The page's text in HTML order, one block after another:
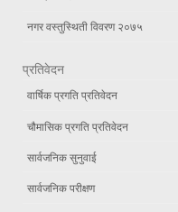
नगर वस्तुस्थिती विवरण २०७५
प्रतिवेदन
वार्षिक प्रगति प्रतिवेदन
चौमासिक प्रगति प्रतिवेदन
सार्वजनिक सुनुवाई
सार्वजनिक परीक्षण